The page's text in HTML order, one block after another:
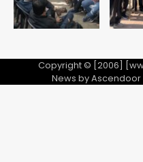
Copyright © [2006]
News byAscendoor